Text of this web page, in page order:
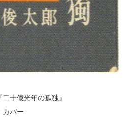
十億光年の孤独』
カバー